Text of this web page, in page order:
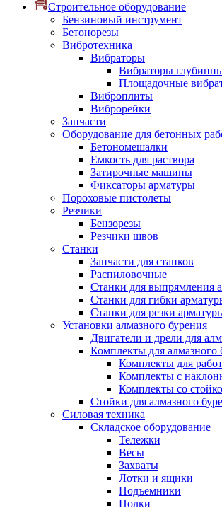
Строительное оборудование
Бензиновый инструмент
Бетонорезы
Вибротехника
Вибраторы
Вибраторы
Площадочные
Виброплиты
Виброрейки
Запчасти
Оборудование для бетонных
Бетономешалки
Емкость для раствора
Затирочные машины
Фиксаторы арматуры
Пороховые пистолеты
Резчики
Бензорезы
Резчики швов
Станки
Запчасти для станков
Распиловочные
Станки для выпрямления
Станки для гибки
Станки для резки
Установки алмазного бурения
Двигатели и дрели для
Комплекты для алмазного
Комплекты для
Комплекты с
Комплекты со
Стойки для алмазного
Силовая техника
Складское оборудование
Тележки
Весы
Захваты
Лотки и ящики
Подъемники
Полки